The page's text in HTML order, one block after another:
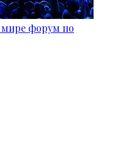
форум по